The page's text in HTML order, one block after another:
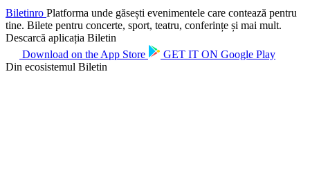
Biletinro Platforma unde găsești evenimentele care contează pentru
tine. Bilete pentru concerte, sport, teatru, conferințe și mai mult.
Descarcă aplicația Biletin
Download on the App Store GET IT ON Google Play
Din ecosistemul Biletin